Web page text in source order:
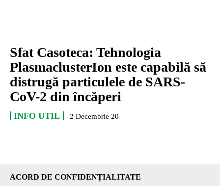
Sfat Casoteca: Tehnologia
PlasmaclusterIon este capabilă să
distrugă particulele de SARS-
CoV-2 din încăperi
INFO UTIL 2 Decembrie 20
ACORD DE CONFIDENȚIALITATE